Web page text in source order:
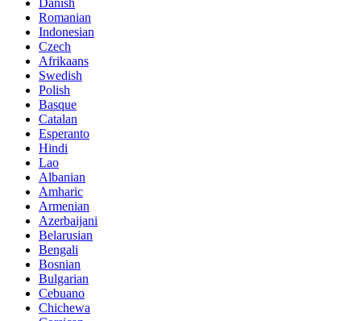
Danish
Romanian
Indonesian
Czech
Afrikaans
Swedish
Polish
Basque
Catalan
Esperanto
Hindi
Lao
Albanian
Amharic
Armenian
Azerbaijani
Belarusian
Bengali
Bosnian
Bulgarian
Cebuano
Chichewa